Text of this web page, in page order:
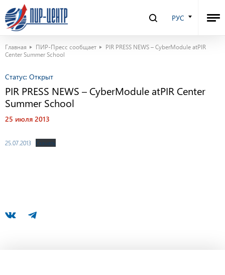
РУС
Главная ПИР-Пресс сообщает
PIR PRESS NEWS – CyberModule atPIR
Center Summer School
Статус: Открыт
PIR PRESS NEWS – CyberModule atPIR Center
Summer School
25 июля 2013
25.07.2013 Скачать